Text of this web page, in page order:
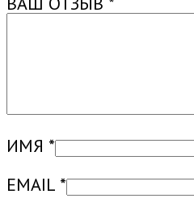
ИМЯ *
EMAIL *